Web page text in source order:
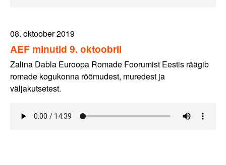
08. oktoober 2019
AEF minutid 9. oktoobril
Zalina Dabla Euroopa Romade Foorumist Eestis räägib
romade kogukonna rõõmudest, muredest ja
väljakutsetest.